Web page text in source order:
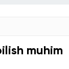
muhim